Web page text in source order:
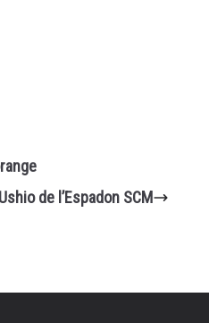
Ushio de l’Espadon SCM